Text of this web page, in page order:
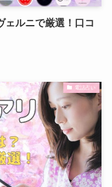
ェルニで厳選！口コ
電話占い